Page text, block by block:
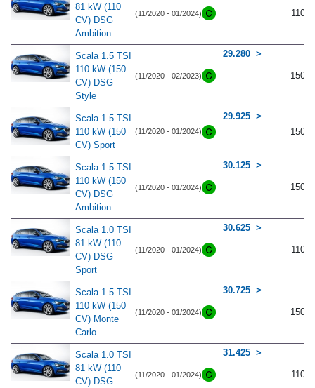
81 kW (110
CV) DSG
Ambition
(11/2020 - 01/2024) 110
Scala 1.5 TSI
110 kW (150
CV) DSG
Style
(11/2020 - 02/2023)
29.280
150
Scala 1.5 TSI
110 kW (150
CV) Sport
(11/2020 - 01/2024)
29.925
150
Scala 1.5 TSI
110 kW (150
CV) DSG
Ambition
(11/2020 - 01/2024)
30.125
150
Scala 1.0 TSI
81 kW (110
CV) DSG
Sport
(11/2020 - 01/2024)
30.625
110
Scala 1.5 TSI
110 kW (150
CV) Monte
Carlo
(11/2020 - 01/2024)
30.725
150
Scala 1.0 TSI
81 kW (110
CV) DSG
(11/2020 - 01/2024)
31.425
110